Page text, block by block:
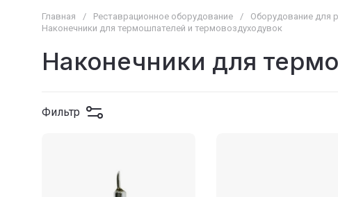
Главная / Реставрационное оборудование / Оборудование для
Наконечники для термошпателей и термовоздуходувок
Наконечники для
Фильтр